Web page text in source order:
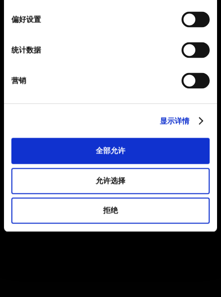
偏好设置
统计数据
营销
显示详情
全部允许
允许选择
拒绝